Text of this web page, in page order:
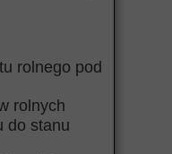
rolnego pod
rolnych
do stanu